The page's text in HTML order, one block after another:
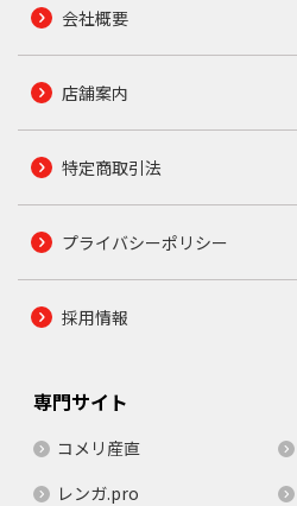
会社概要
店舗案内
特定商取引法
プライバシーポリシー
採用情報
専門サイト
コメリ産直
レンガ.pro